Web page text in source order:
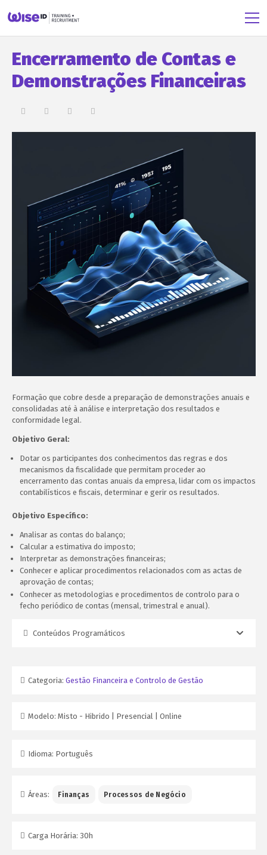
Encerramento de Contas e
Demonstrações Financeiras
Formação que cobre desde a preparação de demonstrações anuais e
consolidadas até à análise e interpretação dos resultados e
conformidade legal.
Objetivo Geral:
Dotar os participantes dos conhecimentos das regras e dos
mecanismos da fiscalidade que permitam proceder ao
encerramento das contas anuais da empresa, lidar com os impactos
contabilísticos e fiscais, determinar e gerir os resultados.
Objetivo Específico:
Analisar as contas do balanço;
Calcular a estimativa do imposto;
Interpretar as demonstrações financeiras;
Conhecer e aplicar procedimentos relacionados com as actas de
aprovação de contas;
Conhecer as metodologias e procedimentos de controlo para o
fecho periódico de contas (mensal, trimestral e anual).
Conteúdos Programáticos
Categoria: Gestão Financeira e Controlo de Gestão
Modelo: Misto - Hibrido | Presencial | Online
Idioma: Português
Áreas: Finanças Processos de Negócio
Carga Horária: 30h